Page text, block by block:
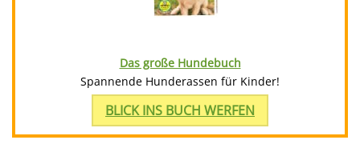
Das große Hundebuch
Spannende Hunderassen für Kinder!
BLICK INS BUCH WERFEN